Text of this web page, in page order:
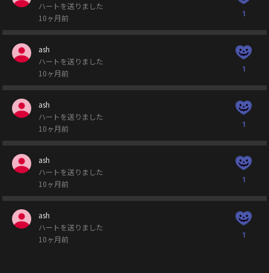
ハートを送りました
10ヶ月前
1
ash
ハートを送りました
10ヶ月前
1
ash
ハートを送りました
10ヶ月前
1
ash
ハートを送りました
10ヶ月前
1
ash
ハートを送りました
10ヶ月前
1